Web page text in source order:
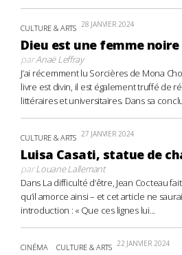
CULTURE & ARTS 28 JANVIER 2024
Dieu est une femme noire
parAnaë Leffray
J’ai récemment lu Sorcières de Mona
livre est divin, il est également truffé de
littéraires et universitaires. Dans sa
CULTURE & ARTS 27 JANVIER 2024
Luisa Casati, statue de
parLouane Lallemant
Dans La difficulté d’être, Jean Cocteau
qu’il amorce ainsi – et cet article ne
introduction : « Que ces lignes lui...
CINÉMA CULTURE & ARTS 22 JANVIER 2024